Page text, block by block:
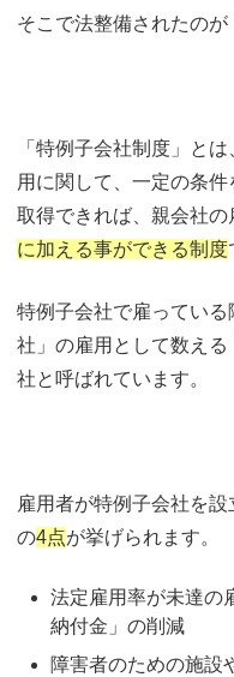
そこで法整備されたのが
「特例子会社制度」と
用に関して、一定の条
取得できれば、親会社の
に加える事ができる制度
特例子会社で雇ってい
社」の雇用として数え
社と呼ばれています。
雇用者が特例子会社を
の4点が挙げられます。
法定雇用率が未達の
納付金」の削減
障害者のための施設